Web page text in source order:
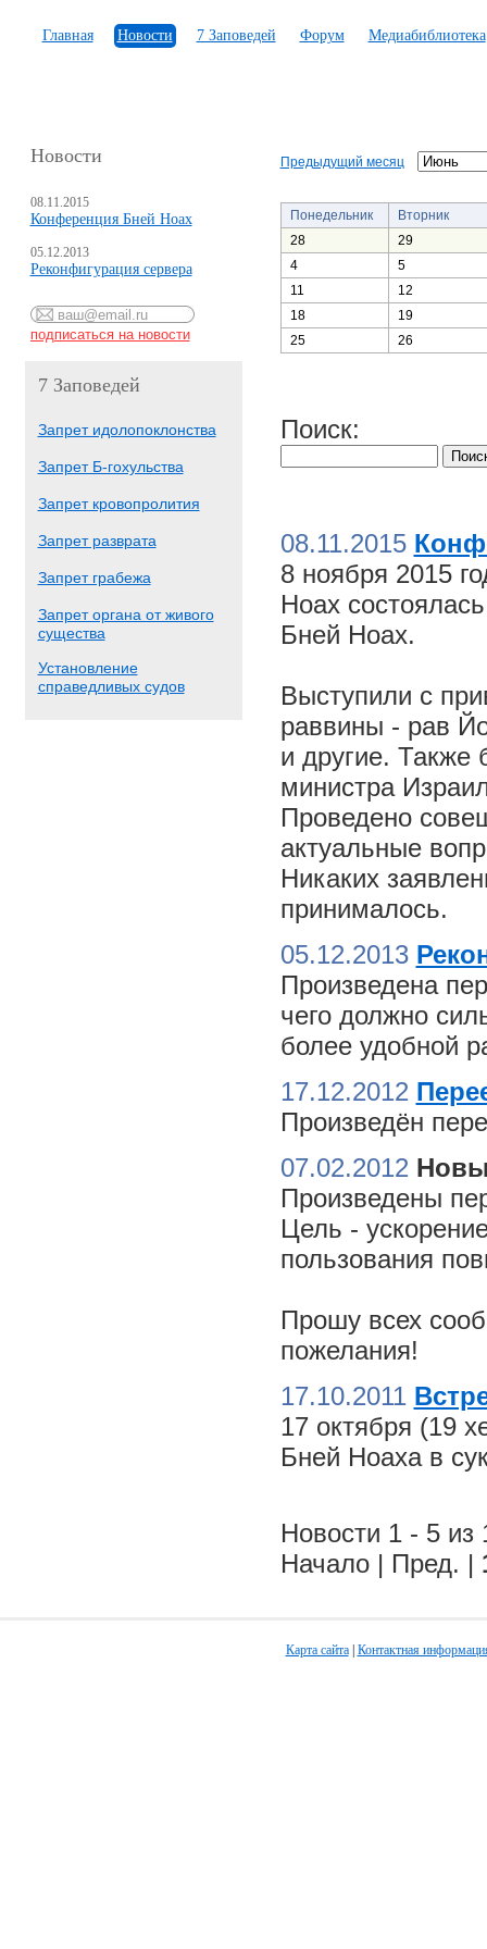
Главная Новости 7 Заповедей Форум Медиабиблиотека
Новости
08.11.2015
Конференция Бней Ноах
05.12.2013
Реконфигурация сервера
7 Заповедей
Запрет идолопоклонства
Запрет Б-гохульства
Запрет кровопролития
Запрет разврата
Запрет грабежа
Запрет органа от живого
существа
Установление
справедливых судов
Предыдущий месяц
Понедельник
Вторник
28
29
4
5
11
12
18
19
25
26
Поиск:
08.11.2015
8 ноября 2015
Ноах
Бней Ноах.
Выступили с
раввины - рав
и другие. Также
министра
Проведено
актуальные
Никаких
принималось.
05.12.2013
Произведена
чего должно
более удобной
17.12.2012
Произведён
07.02.2012
Произведены
Цель -
пользования
Прошу всех
пожелания!
17.10.2011
17 октября (19
Бней Ноаха в
Новости 1 - 5 из
Начало | Пред. |
Карта сайта| Контактная